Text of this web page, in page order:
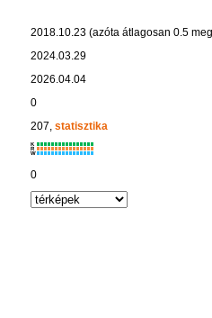
2018.10.23 (azóta átlagosan 0.5
2024.03.29
2026.04.04
0
207, statisztika
K
R
W
0